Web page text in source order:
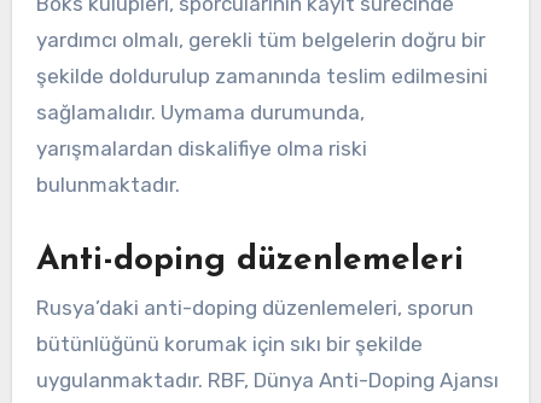
yardımcı olmalı, gerekli tüm belgelerin doğru bir
şekilde doldurulup zamanında teslim edilmesini
sağlamalıdır. Uymama durumunda,
yarışmalardan diskalifiye olma riski
bulunmaktadır.
Anti-doping düzenlemeleri
Rusya’daki anti-doping düzenlemeleri, sporun
bütünlüğünü korumak için sıkı bir şekilde
uygulanmaktadır. RBF, Dünya Anti-Doping Ajansı